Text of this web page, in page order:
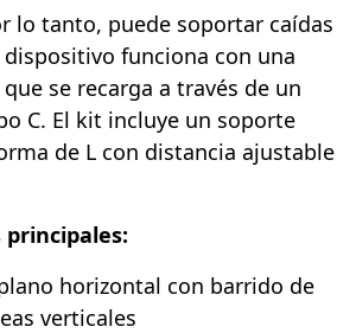
lo tanto, puede soportar caídas
dispositivo funciona con una
se recarga a través de un
C. El kit incluye un soporte
de L con distancia ajustable
horizontal con barrido de
verticales